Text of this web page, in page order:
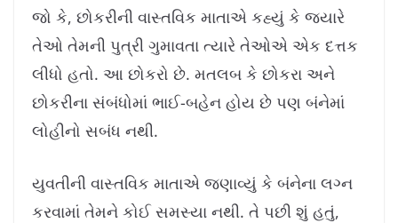
જો કે, છોકરીની વાસ્તવિક માતાએ કહ્યું કે જ્યારે
તેઓ તેમની પુત્રી ગુમાવતા ત્યારે તેઓએ એક દત્તક
લીધો હતો. આ છોકરો છે. મતલબ કે છોકરા અને
છોકરીના સંબંધોમાં ભાઈ-બહેન હોય છે પણ બંનેમાં
લોહીનો સબંધ નથી.
યુવતીની વાસ્તવિક માતાએ જણાવ્યું કે બંનેના લગ્ન
કરવામાં તેમને કોઈ સમસ્યા નથી. તે પછી શું હતું,